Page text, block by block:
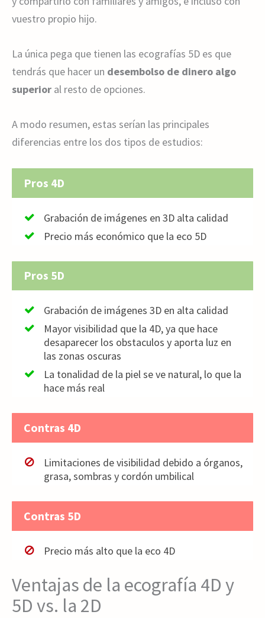
vuestro propio hijo.
La única pega que tienen las ecografías 5D es que
tendrás que hacer un desembolso de dinero algo
superior al resto de opciones.
A modo resumen, estas serían las principales
diferencias entre los dos tipos de estudios:
Pros 4D
Grabación de imágenes en 3D alta calidad
Precio más económico que la eco 5D
Pros 5D
Grabación de imágenes 3D en alta calidad
Mayor visibilidad que la 4D, ya que hace
desaparecer los obstaculos y aporta luz en
las zonas oscuras
La tonalidad de la piel se ve natural, lo que la
hace más real
Contras 4D
Limitaciones de visibilidad debido a órganos,
grasa, sombras y cordón umbilical
Contras 5D
Precio más alto que la eco 4D
Ventajas de la ecografía 4D y
5D vs. la 2D